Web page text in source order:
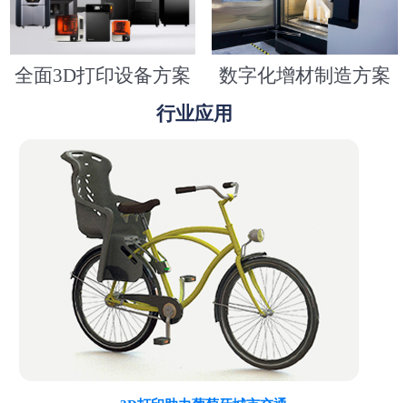
全面3D打印设备方案
数字化增材制造方案
行业应用